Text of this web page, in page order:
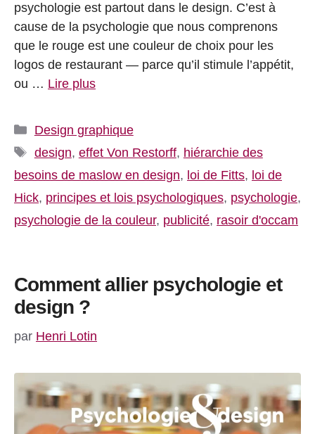
psychologie est partout dans le design. C’est à
cause de la psychologie que nous comprenons
que le rouge est une couleur de choix pour les
logos de restaurant — parce qu’il stimule l’appétit,
ou … Lire plus
Catégories
Design graphique
Étiquettes
design, effet Von Restorff, hiérarchie des
besoins de maslow en design, loi de Fitts, loi de
Hick, principes et lois psychologiques, psychologie,
psychologie de la couleur, publicité, rasoir d'occam
Comment allier psychologie et
design ?
par Henri Lotin